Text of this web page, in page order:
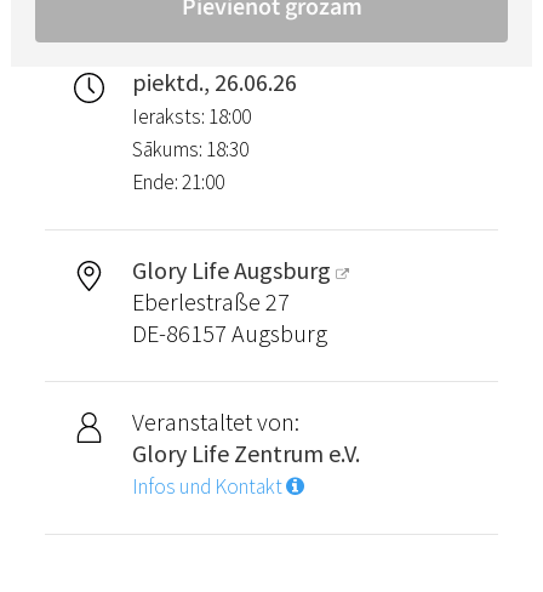
piektd., 26.06.26
Ieraksts: 18:00
Sākums: 18:30
Ende: 21:00
Glory Life Augsburg
Eberlestraße 27
DE-86157 Augsburg
Veranstaltet von:
Glory Life Zentrum e.V.
Infos und Kontakt